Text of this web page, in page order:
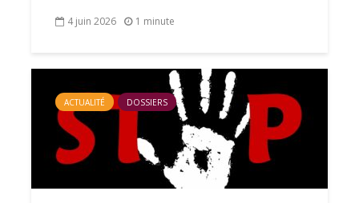
4 juin 2026 1 minute
ACTUALITÉ DOSSIERS